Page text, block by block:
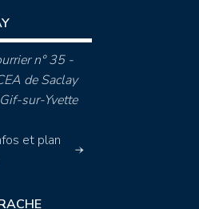
n° 35 -
de Saclay
sur-Yvette
et plan